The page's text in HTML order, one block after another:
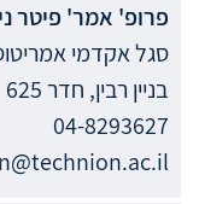
פרופ' אמר' פיטר
סגל אקדמי
בניין רבין, חדר 625
04-8293627